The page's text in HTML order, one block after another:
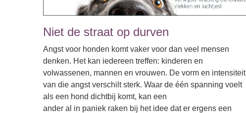
Niet de straat op durven
Angst voor honden komt vaker voor dan veel mensen
denken. Het kan iedereen treffen: kinderen en
volwassenen, mannen en vrouwen. De vorm en intensiteit
van die angst verschilt sterk. Waar de één spanning voelt
als een hond dichtbij komt, kan een
ander al in paniek raken bij het idee dat er ergens een